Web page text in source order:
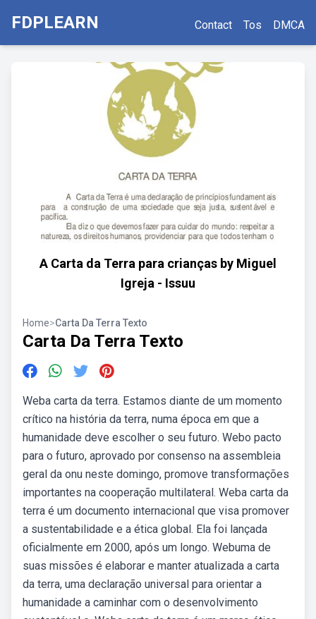
FDPLEARN Contact Tos DMCA
A Carta da Terra para crianças by Miguel
Igreja - Issuu
Home>Carta Da Terra Texto
Carta Da Terra Texto
Weba carta da terra. Estamos diante de um momento
crítico na história da terra, numa época em que a
humanidade deve escolher o seu futuro. Webo pacto
para o futuro, aprovado por consenso na assembleia
geral da onu neste domingo, promove transformações
importantes na cooperação multilateral. Weba carta da
terra é um documento internacional que visa promover
a sustentabilidade e a ética global. Ela foi lançada
oficialmente em 2000, após um longo. Webuma de
suas missões é elaborar e manter atualizada a carta
da terra, uma declaração universal para orientar a
humanidade a caminhar com o desenvolvimento